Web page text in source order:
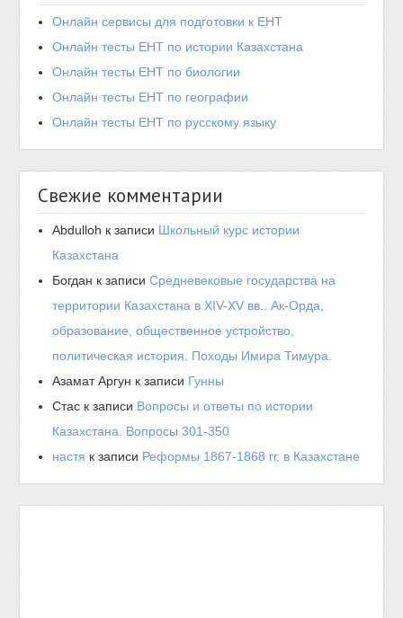
Онлайн сервисы для подготовки к ЕНТ
Онлайн тесты ЕНТ по истории Казахстана
Онлайн тесты ЕНТ по биологии
Онлайн тесты ЕНТ по географии
Онлайн тесты ЕНТ по русскому языку
Свежие комментарии
Abdulloh к записи Школьный курс истории
Казахстана
Богдан к записиСредневековые государства на
территории Казахстана в XIV-XV вв.. Ак-Орда,
образование, общественное устройство,
политическая история. Походы Имира Тимура.
Азамат Аргун к записи Гунны
Стас к записи Вопросы и ответы по истории
Казахстана. Вопросы 301-350
настя к записи Реформы 1867-1868 гг. в Казахстане